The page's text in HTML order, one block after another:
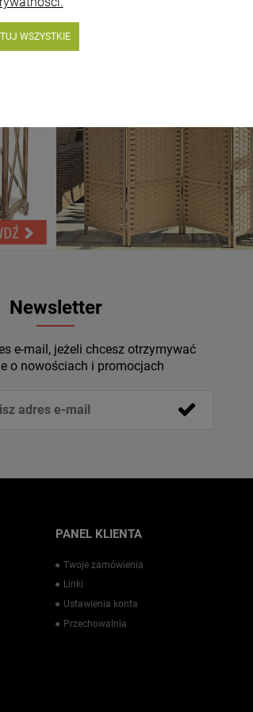
Newsletter
e-mail, jeżeli chcesz otrzymywać
o nowościach i promocjach
PANEL KLIENTA
Twoje zamówienia
Linki
Ustawienia konta
Przechowalnia
WSZYSTKIE